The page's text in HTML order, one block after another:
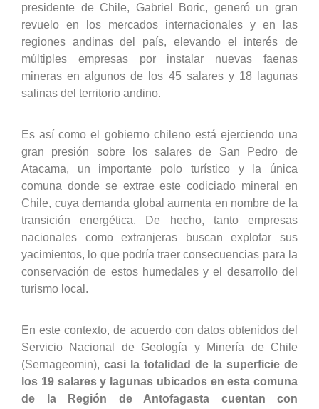
presidente de Chile, Gabriel Boric, generó un gran
revuelo en los mercados internacionales y en las
regiones andinas del país, elevando el interés de
múltiples empresas por instalar nuevas faenas
mineras en algunos de los 45 salares y 18 lagunas
salinas del territorio andino.
Es así como el gobierno chileno está ejerciendo una
gran presión sobre los salares de San Pedro de
Atacama, un importante polo turístico y la única
comuna donde se extrae este codiciado mineral en
Chile, cuya demanda global aumenta en nombre de la
transición energética. De hecho, tanto empresas
nacionales como extranjeras buscan explotar sus
yacimientos, lo que podría traer consecuencias para la
conservación de estos humedales y el desarrollo del
turismo local.
En este contexto, de acuerdo con datos obtenidos del
Servicio Nacional de Geología y Minería de Chile
(Sernageomin), casi la totalidad de la superficie de
los 19 salares y lagunas ubicados en esta comuna
de la Región de Antofagasta cuentan con